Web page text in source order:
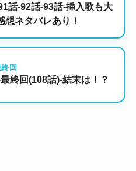
話-92話-93話-挿入歌も大
想ネタバレあり！
回
終回(108話)-結末は！？